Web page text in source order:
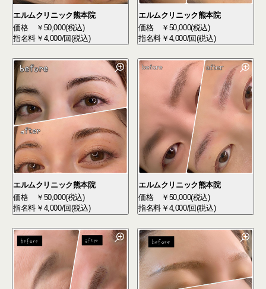
エルムクリニック熊本院
価格
￥50,000(税込)
指名料 ￥4,000/回(税込)
エルムクリニック熊本院
価格
￥50,000(税込)
指名料 ￥4,000/回(税込)
エルムクリニック熊本院
価格
￥50,000(税込)
指名料 ￥4,000/回(税込)
エルムクリニック熊本院
価格
￥50,000(税込)
指名料 ￥4,000/回(税込)